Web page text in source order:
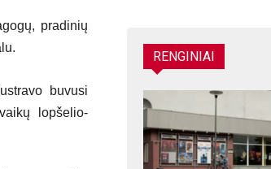
pradinių
buvusi
lopšelio-
RENGINIAI